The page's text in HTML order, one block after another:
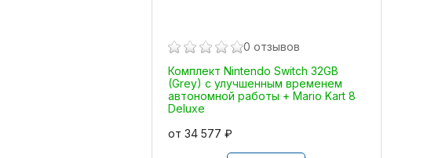
0 отзывов
Комплект Nintendo Switch 32GB
(Grey) с улучшенным временем
автономной работы + Mario Kart 8
Deluxe
от 34 577 ₽